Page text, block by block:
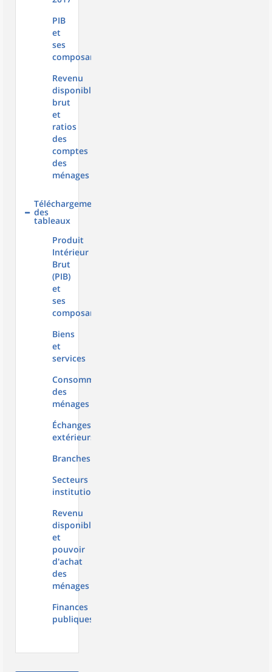
PIB
et
ses
composantes
Revenu
disponible
brut
et
ratios
des
comptes
des
ménages
Téléchargement
des
tableaux
Produit
Intérieur
Brut
(PIB)
et
ses
composantes
Biens
et
services
Consommation
des
ménages
Échanges
extérieurs
Branches
Secteurs
institutionnels
Revenu
disponible
et
pouvoir
d'achat
des
ménages
Finances
publiques